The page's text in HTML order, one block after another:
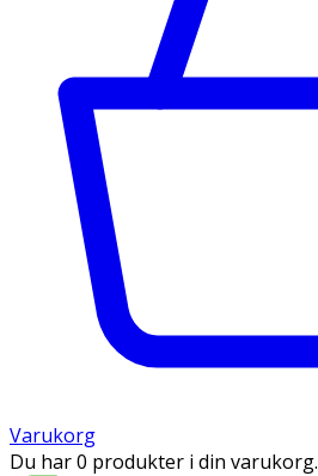
Varukorg
Du har 0 produkter i din varukorg.